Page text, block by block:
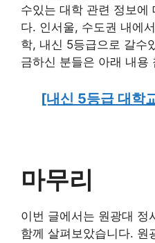
수있는 대학 관련 정보에
다. 인서울, 수도권 내에
학, 내신 5등급으로 갈수
금하신 분들은 아래 내용
[내신 5등급 대학
마무리
이번 글에서는 원광대 정
함께 살펴보았습니다. 원